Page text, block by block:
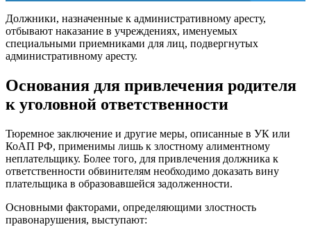
Должники, назначенные к административному аресту,
отбывают наказание в учреждениях, именуемых
специальными приемниками для лиц, подвергнутых
административному аресту.
Основания для привлечения родителя
к уголовной ответственности
Тюремное заключение и другие меры, описанные в УК или
КоАП РФ, применимы лишь к злостному алиментному
неплательщику. Более того, для привлечения должника к
ответственности обвинителям необходимо доказать вину
плательщика в образовавшейся задолженности.
Основными факторами, определяющими злостность
правонарушения, выступают: